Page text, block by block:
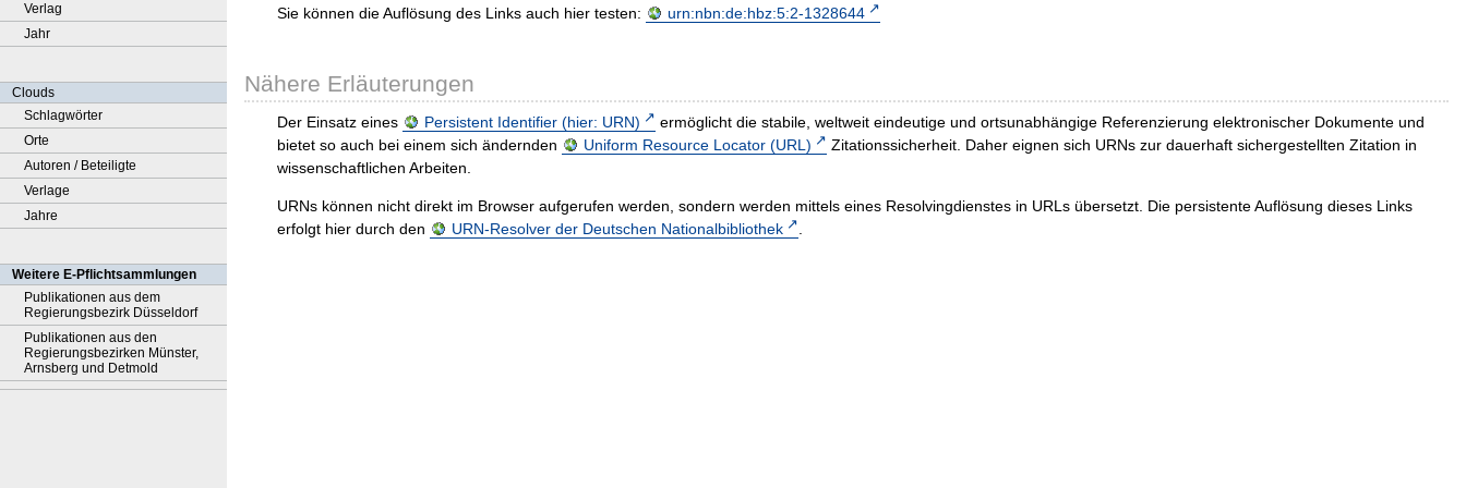
Verlag
Jahr
Clouds
Schlagwörter
Orte
Autoren / Beteiligte
Verlage
Jahre
Weitere E-Pflichtsammlungen
Publikationen aus dem
Regierungsbezirk Düsseldorf
Publikationen aus den
Regierungsbezirken Münster,
Arnsberg und Detmold
Sie können die Auflösung des Links auch hier testen: urn:nbn:de:hbz:5:2-1328644
Nähere Erläuterungen
Der Einsatz eines Persistent Identifier (hier: URN)
ermöglicht die stabile, weltweit eindeutige und ortsunabhängige Referenzierung elektronischer Dokumente und
bietet so auch bei einem sich ändernden
Uniform Resource Locator (URL)
Zitationssicherheit. Daher eignen sich URNs zur dauerhaft sichergestellten Zitation in
wissenschaftlichen Arbeiten.
URNs können nicht direkt im Browser aufgerufen werden, sondern werden mittels eines Resolvingdienstes in URLs übersetzt. Die persistente Auflösung dieses Links
erfolgt hier durch den
URN-Resolver der Deutschen Nationalbibliothek .